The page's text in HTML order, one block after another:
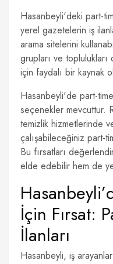
Hasanbeyli'deki part-
yerel gazetelerin iş
arama sitelerini
grupları ve toplulukları
için faydalı bir kaynak
Hasanbeyli'de part-
seçenekler mevcuttur.
temizlik hizmetlerinde
çalışabileceğiniz part-
Bu fırsatları
elde edebilir hem de
İçin Fırsat:
İlanları
Hasanbeyli, iş